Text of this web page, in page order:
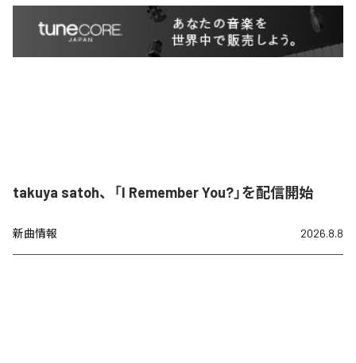
takuya satoh、「I Remember You?」を配信開始
新曲情報 2026.8.8